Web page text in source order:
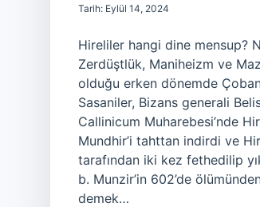
Tarih: Eylül 14, 2024
Hireliler hangi dine mensup?
Zerdüştlük, Maniheizm ve
olduğu erken dönemde
Sasaniler, Bizans generali
Callinicum Muharebesi’nde
Mundhir’i tahttan indirdi ve
tarafından iki kez fethedilip
b. Munzir’in 602’de
demek…